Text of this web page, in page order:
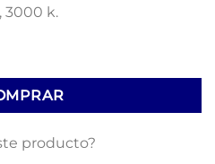
3000 k.
producto?